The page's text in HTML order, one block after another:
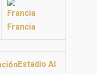
Francia
Estadio Al